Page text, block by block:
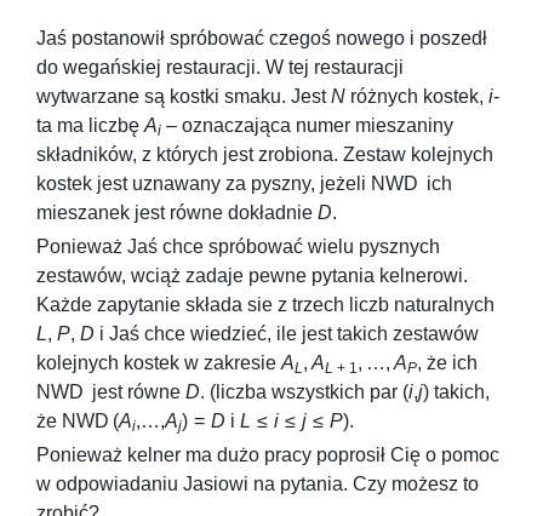
Jaś postanowił spróbować czegoś nowego i poszedł
do wegańskiej restauracji. W tej restauracji
wytwarzane są kostki smaku. JestN różnych kostek, i-
ta ma liczbę Ai – oznaczająca numer mieszaniny
składników, z których jest zrobiona. Zestaw kolejnych
kostek jest uznawany za pyszny, jeżeli NWD ich
mieszanek jest równe dokładnie D.
Ponieważ Jaś chce spróbować wielu pysznych
zestawów, wciąż zadaje pewne pytania kelnerowi.
Każde zapytanie składa sie z trzech liczb naturalnych
L, P, D i Jaś chce wiedzieć, ile jest takich zestawów
kolejnych kostek w zakresie AL , AL + 1 , …, AP, że ich
NWD jest równe D. (liczba wszystkich par (i,j) takich,
że NWD (Ai,…,Aj) = D i L ≤ i ≤ j ≤ P).
Ponieważ kelner ma dużo pracy poprosił Cię o pomoc
w odpowiadaniu Jasiowi na pytania. Czy możesz to